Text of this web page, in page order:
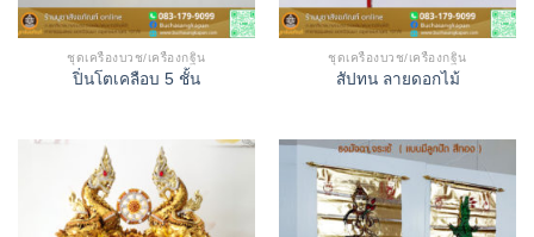
ชุดเครื่องบวช/เครื่องกฐิน
ปิ่นโตเคลือบ 5 ชั้น
ชุดเครื่องบวช/เครื่องกฐิน
สัปทน ลายดอกไม้